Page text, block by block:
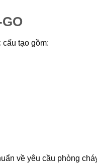
tạo gồm:
về yêu cầu phòng